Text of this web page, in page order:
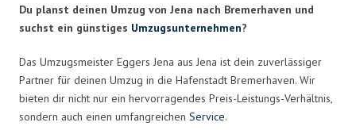
Du planst deinen Umzug von Jena nach Bremerhaven und
suchst ein günstiges Umzugsunternehmen?
Das Umzugsmeister Eggers Jena aus Jena ist dein zuverlässiger
Partner für deinen Umzug in die Hafenstadt Bremerhaven. Wir
bieten dir nicht nur ein hervorragendes Preis-Leistungs-Verhältnis,
sondern auch einen umfangreichen Service.